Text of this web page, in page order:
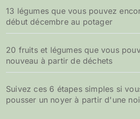
13 légumes que vous pouvez
début décembre au potager
20 fruits et légumes que vous
nouveau à partir de déchets
Suivez ces 6 étapes simples si
pousser un noyer à partir d'une